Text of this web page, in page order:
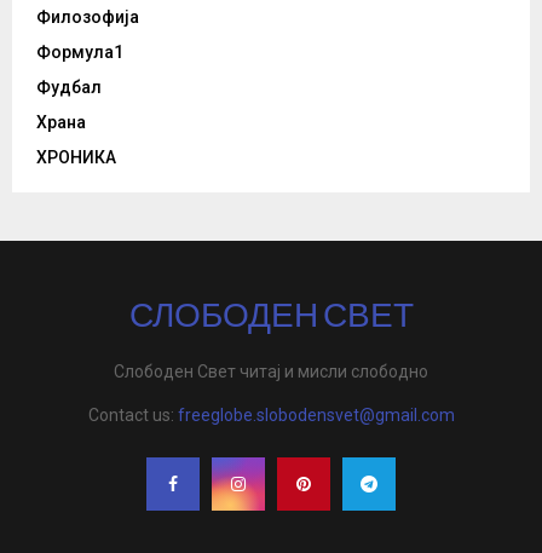
Филозофија
Формула1
Фудбал
Храна
ХРОНИКА
СЛОБОДЕН СВЕТ
Слободен Свет читај и мисли слободно
Contact us: freeglobe.slobodensvet@gmail.com